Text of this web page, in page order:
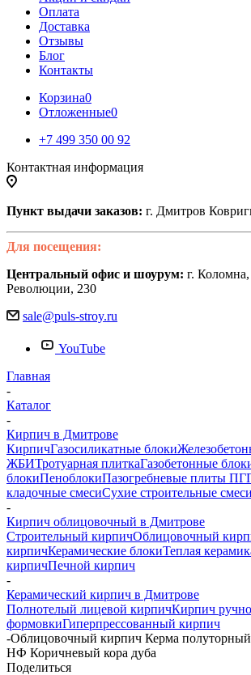
Оплата
Доставка
Отзывы
Блог
Контакты
Корзина0
Отложенные0
+7 499 350 00 92
Контактная информация
Пункт выдачи заказов: г. Дмитров
Для посещения:
Центральный офис и шоурум: г.
Революции, 230
sale@puls-stroy.ru
YouTube
Главная
-
Каталог
-
Кирпич в Дмитрове
КирпичГазосиликатные блоки
ЖБИТротуарная плиткаГазобетонные
блокиПеноблокиПазогребневые плиты
кладочные смесиСухие строительные смеси
-
Кирпич облицовочный в Дмитрове
Строительный кирпичОблицовочный
кирпичКерамические блокиТеплая
кирпичПечной кирпич
-
Керамический кирпич в Дмитрове
Полнотелый лицевой кирпичКирпич
формовкиГиперпрессованный кирпич
-Облицовочный кирпич Керма
НФ Коричневый кора дуба
Поделиться